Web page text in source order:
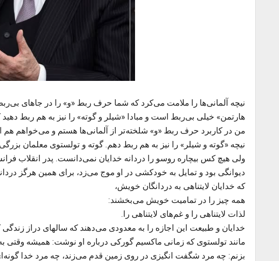
نیچه آلمانی‌ها را ملامت می‌کرد که شما حرف ربط «و» را در جاهای
هارتمن» خیلی بی‌ربط است و مبادا «شیلر و گوته» را نیز به هم ربط
من در کاربرد حرف ربط «و» شلخته‌تر از آلمانی‌ها هستم و می‌خواهم هم
نیچه «گوته و شیلر» را نیز به هم ربط دهم. گوته و تولستوی معلمان
ولی هیچ کس بیچاره روسو را دردانه خدایان نمی‌دانست. پدر انقلاب
دیوانگی بود و تمایل به خودکشی در او موج می‌زد، برای همین هرگز
که خدایان لایتناهی به دردانگان خویش،
همه چیز را در تمامیت خویش می‌بخشند:
لذات لایتناهی را و غم‌های لایتناهی را.
خدایان و طبیعت این اجازه را به معدودی می‌دهند که سالهای دراز
مانند تولستوی که زمانی ماکسیم گورکی درباره او نوشت: همیشه وقتی
بزنم: چه مرد شگفت انگیزی در روی زمین قدم می‌زند، چه مرد خدا